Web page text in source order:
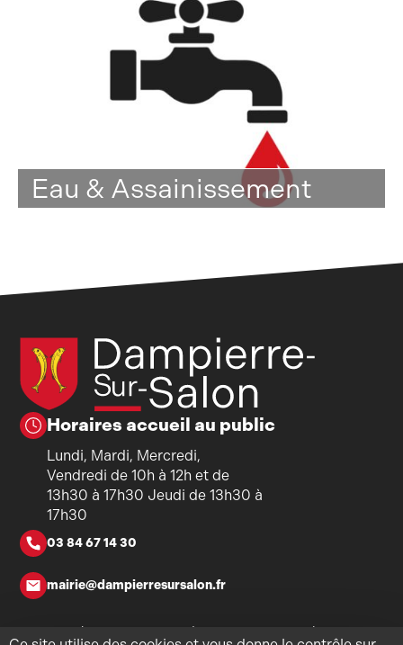
Eau & Assainissement
Horaires accueil au public
Lundi, Mardi, Mercredi,
Vendredi de 10h à 12h et de
13h30 à 17h30 Jeudi de 13h30 à
17h30
03 84 67 14 30
mairie@dampierresursalon.fr
Copyright ©2026 - Mairie de Dampierre-sur-Salon - Tous